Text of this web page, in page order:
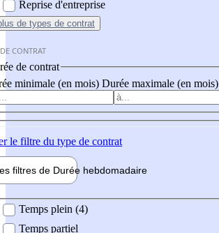
Reprise d'entreprise
de types de contrat
CONTRAT
de contrat
minimale (en mois) Durée maximale (en mois)
le filtre du type de contrat
filtres de Durée hebdomadaire
Temps plein (4)
Temps partiel